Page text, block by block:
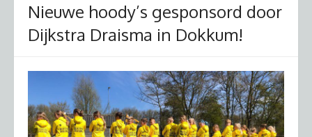
Nieuwe hoody’s gesponsord door
Dijkstra Draisma in Dokkum!